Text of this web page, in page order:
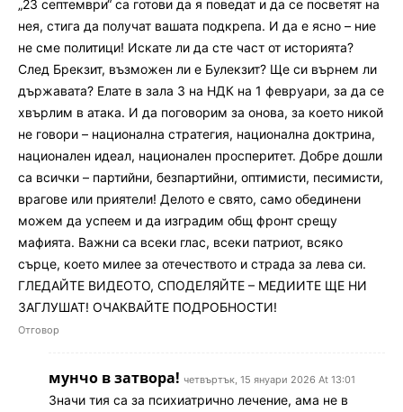
„23 септември“ са готови да я поведат и да се посветят на
нея, стига да получат вашата подкрепа. И да е ясно – ние
не сме политици! Искате ли да сте част от историята?
След Брекзит, възможен ли е Булекзит? Ще си върнем ли
държавата? Елате в зала 3 на НДК на 1 февруари, за да се
хвърлим в атака. И да поговорим за онова, за което никой
не говори – национална стратегия, национална доктрина,
национален идеал, национален просперитет. Добре дошли
са всички – партийни, безпартийни, оптимисти, песимисти,
врагове или приятели! Делото е свято, само обединени
можем да успеем и да изградим общ фронт срещу
мафията. Важни са всеки глас, всеки патриот, всяко
сърце, което милее за отечеството и страда за лева си.
ГЛЕДАЙТЕ ВИДЕОТО, СПОДЕЛЯЙТЕ – МЕДИИТЕ ЩЕ НИ
ЗАГЛУШАТ! ОЧАКВАЙТЕ ПОДРОБНОСТИ!
Отговор
мунчо в затвора! четвъртък, 15 януари 2026 At 13:01
Значи тия са за психиатрично лечение, ама не в